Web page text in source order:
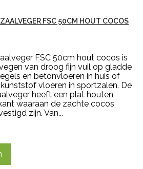
FSC 50CM HOUT COCOS
FSC 50cm hout cocos is
van droog fijn vuil op gladde
en betonvloeren in huis of
vloeren in sportzalen. De
heeft een plat houten
waaraan de zachte cocos
zijn. Van...